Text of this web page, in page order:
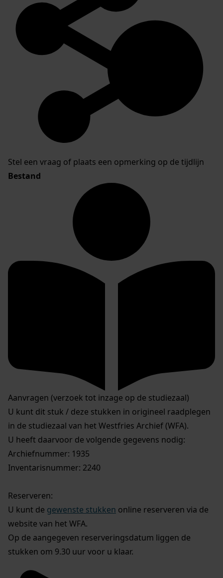
Stel een vraag of plaats een opmerking op de tijdlijn
Bestand
Aanvragen (verzoek tot inzage op de studiezaal)
U kunt dit stuk / deze stukken in origineel raadplegen
in de studiezaal van het Westfries Archief (WFA).
U heeft daarvoor de volgende gegevens nodig:
Archiefnummer: 1935
Inventarisnummer: 2240
Reserveren:
U kunt de gewenste stukken online reserveren via de
website van het WFA.
Op de aangegeven reserveringsdatum liggen de
stukken om 9.30 uur voor u klaar.